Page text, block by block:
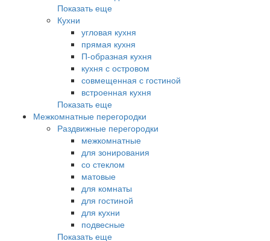
Показать еще
Кухни
угловая кухня
прямая кухня
П-образная кухня
кухня с островом
совмещенная с гостиной
встроенная кухня
Показать еще
Межкомнатные перегородки
Раздвижные перегородки
межкомнатные
для зонирования
со стеклом
матовые
для комнаты
для гостиной
для кухни
подвесные
Показать еще